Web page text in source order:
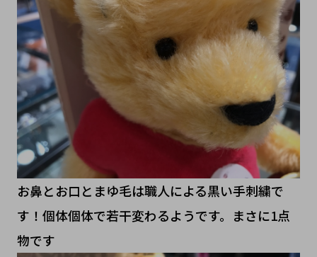
お鼻とお口とまゆ毛は職人による黒い手刺繍で
す！個体個体で若干変わるようです。まさに1点
物です